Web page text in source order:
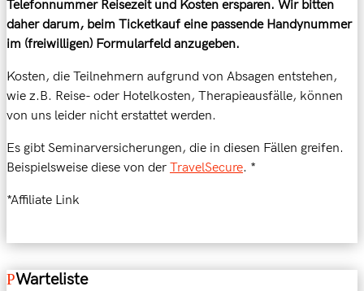
Telefonnummer Reisezeit und Kosten ersparen. Wir bitten
daher darum, beim Ticketkauf eine passende Handynummer
im (freiwilligen) Formularfeld anzugeben.
Kosten, die Teilnehmern aufgrund von Absagen entstehen,
wie z.B. Reise- oder Hotelkosten, Therapieausfälle, können
von uns leider nicht erstattet werden.
Es gibt Seminarversicherungen, die in diesen Fällen greifen.
Beispielsweise diese von der TravelSecure. *
*Affiliate Link
Warteliste